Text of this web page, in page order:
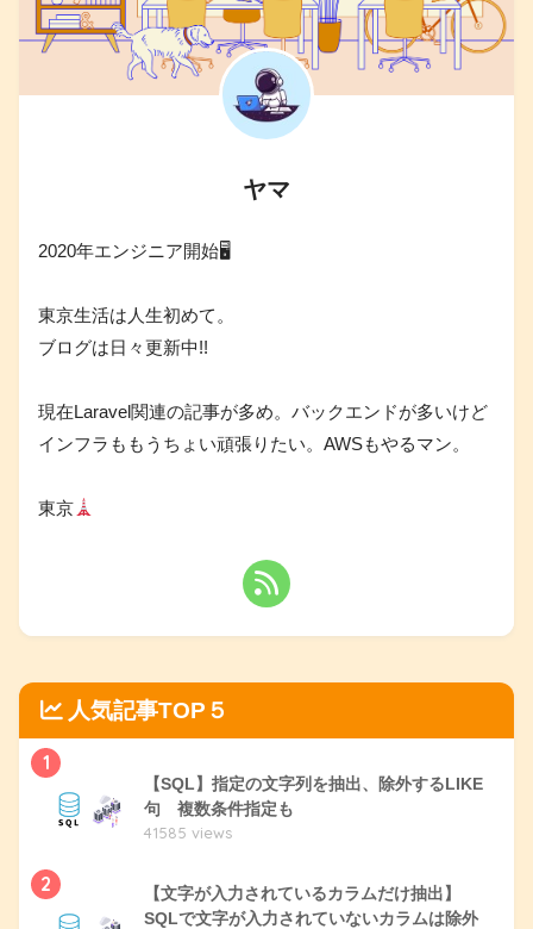
ヤマ
2020年エンジニア開始🖥
東京生活は人生初めて。
ブログは日々更新中!!
現在Laravel関連の記事が多め。バックエンドが多いけど
インフラももうちょい頑張りたい。AWSもやるマン。
東京
人気記事TOP５
1
【SQL】指定の文字列を抽出、除外するLIKE
句 複数条件指定も
41585 views
2
【文字が入力されているカラムだけ抽出】
SQLで文字が入力されていないカラムは除外